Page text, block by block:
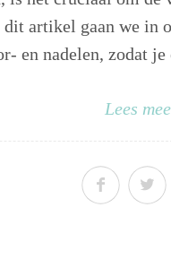
dit artikel gaan we in
en nadelen, zodat
Lees